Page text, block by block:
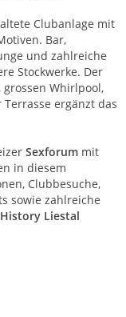
Clubanlage mit
Bar,
und zahlreiche
Stockwerke. Der
Whirlpool,
ergänzt das
Sexforum mit
in diesem
Clubbesuche,
sowie zahlreiche
Liestal